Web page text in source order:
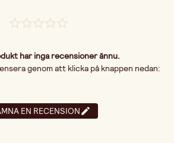
har inga recensioner ännu.
genom att klicka på knappen nedan:
EN RECENSION